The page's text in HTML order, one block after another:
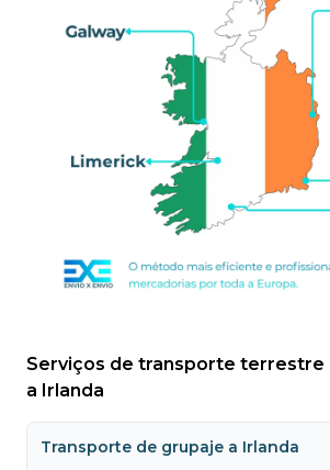
Serviços de transporte terrestre
a Irlanda
Transporte de grupaje a Irlanda